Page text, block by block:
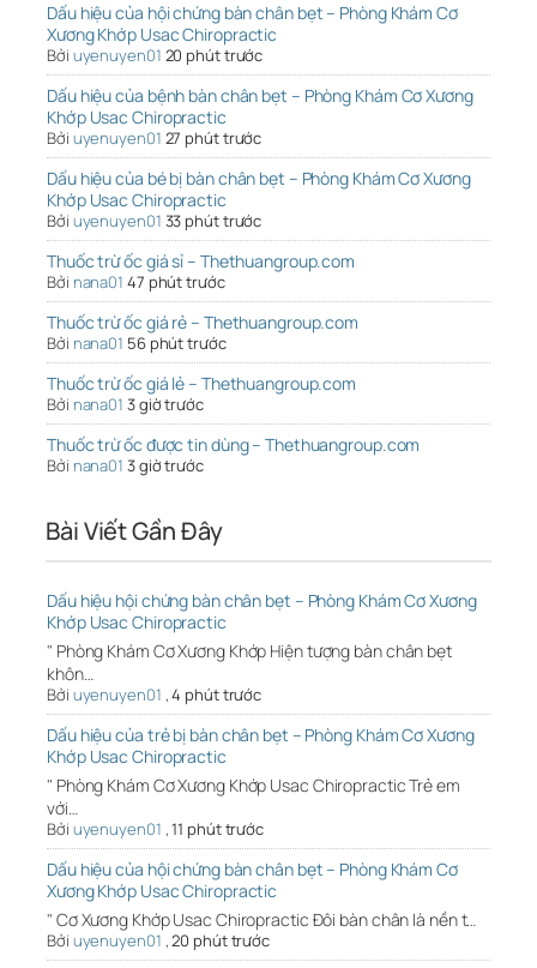
Dấu hiệu của hội chứng bàn chân bẹt – Phòng Khám Cơ
Xương Khớp Usac Chiropractic
Bởi uyenuyen01 20 phút trước
Dấu hiệu của bệnh bàn chân bẹt – Phòng Khám Cơ Xương
Khớp Usac Chiropractic
Bởi uyenuyen01 27 phút trước
Dấu hiệu của bé bị bàn chân bẹt – Phòng Khám Cơ Xương
Khớp Usac Chiropractic
Bởi uyenuyen01 33 phút trước
Thuốc trừ ốc giá sỉ – Thethuangroup.com
Bởi nana01 47 phút trước
Thuốc trừ ốc giá rẻ – Thethuangroup.com
Bởi nana01 56 phút trước
Thuốc trừ ốc giá lẻ – Thethuangroup.com
Bởi nana01 3 giờ trước
Thuốc trừ ốc được tin dùng – Thethuangroup.com
Bởi nana01 3 giờ trước
Bài Viết Gần Đây
Dấu hiệu hội chứng bàn chân bẹt – Phòng Khám Cơ Xương
Khớp Usac Chiropractic
" Phòng Khám Cơ Xương Khớp Hiện tượng bàn chân bẹt
khôn…
Bởi uyenuyen01 ,4 phút trước
Dấu hiệu của trẻ bị bàn chân bẹt – Phòng Khám Cơ Xương
Khớp Usac Chiropractic
" Phòng Khám Cơ Xương Khớp Usac Chiropractic Trẻ em
với…
Bởi uyenuyen01 ,11 phút trước
Dấu hiệu của hội chứng bàn chân bẹt – Phòng Khám Cơ
Xương Khớp Usac Chiropractic
" Cơ Xương Khớp Usac Chiropractic Đôi bàn chân là nền t…
Bởi uyenuyen01 ,20 phút trước